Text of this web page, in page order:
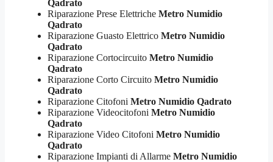
Qadrato
Riparazione Prese Elettriche Metro Numidio
Qadrato
Riparazione Guasto Elettrico Metro Numidio
Qadrato
Riparazione Cortocircuito Metro Numidio
Qadrato
Riparazione Corto Circuito Metro Numidio
Qadrato
Riparazione Citofoni Metro Numidio Qadrato
Riparazione Videocitofoni Metro Numidio
Qadrato
Riparazione Video Citofoni Metro Numidio
Qadrato
Riparazione Impianti di Allarme Metro Numidio